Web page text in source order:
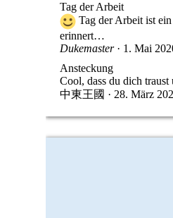
Tag der Arbeit
Tag der Arbeit ist
erinnert…
Dukemaster
1. Mai
Ansteckung
Cool, dass du dich
中東王國
28. März